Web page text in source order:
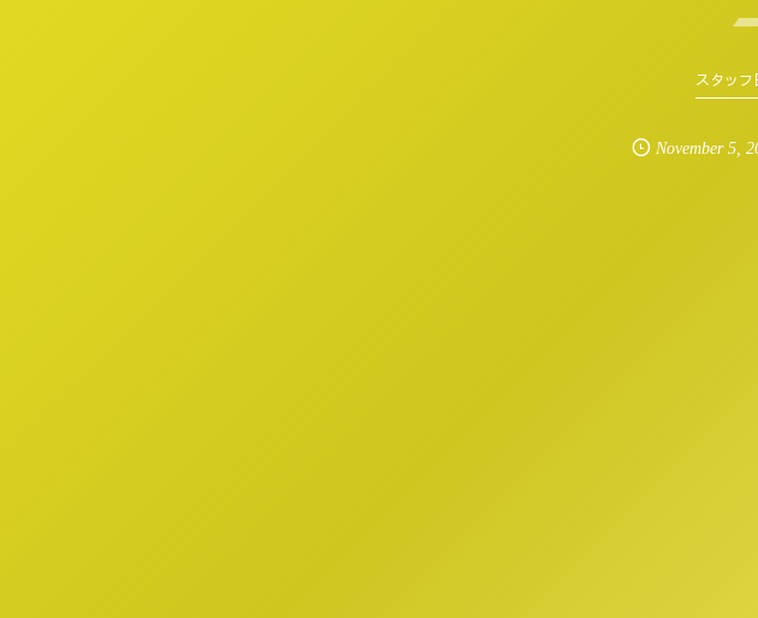
スタッフ
November 5,